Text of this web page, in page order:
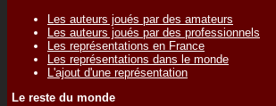
Les auteurs joués par des amateurs
Les auteurs joués par des professionnels
Les représentations en France
Les représentations dans le monde
L'ajout d'une représentation
Le reste du monde